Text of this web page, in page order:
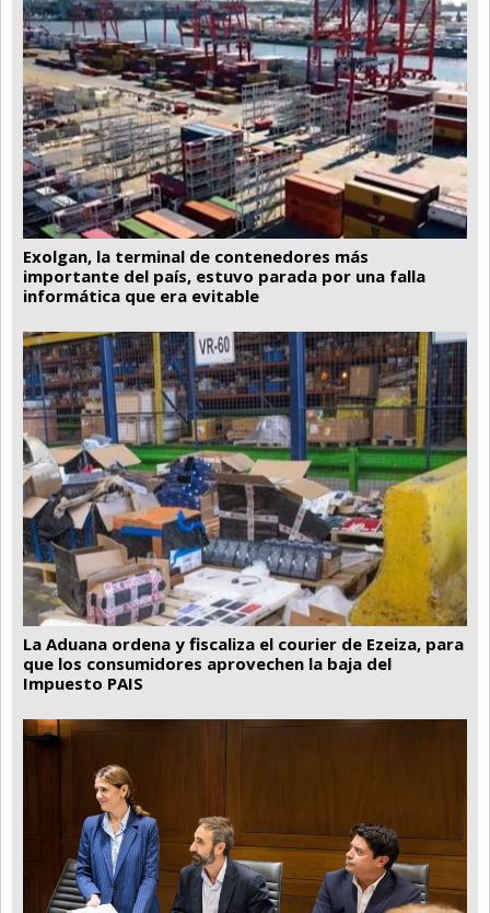
Exolgan, la terminal de contenedores más
importante del país, estuvo parada por una falla
informática que era evitable
La Aduana ordena y fiscaliza el courier de Ezeiza, para
que los consumidores aprovechen la baja del
Impuesto PAIS